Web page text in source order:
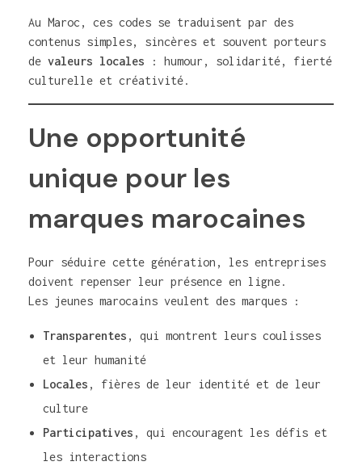
Au Maroc, ces codes se traduisent par des
contenus simples, sincères et souvent porteurs
de valeurs locales : humour, solidarité, fierté
culturelle et créativité.
Une opportunité
unique pour les
marques marocaines
Pour séduire cette génération, les entreprises
doivent repenser leur présence en ligne.
Les jeunes marocains veulent des marques :
Transparentes , qui montrent leurs coulisses
et leur humanité
Locales , fières de leur identité et de leur
culture
Participatives , qui encouragent les défis et
les interactions